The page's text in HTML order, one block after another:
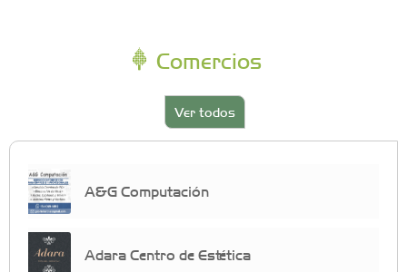
Comercios
Ver todos
A&G Computación
Adara Centro de Estética